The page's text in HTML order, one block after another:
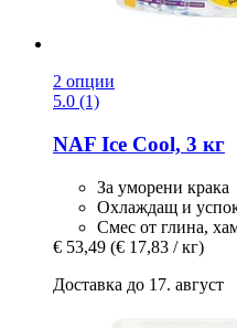
2 опции
5.0 (1)
NAF Ice Cool, 3 кг
За уморени крака
Охлаждащ и
Смес от глина,
€ 53,49 (€ 17,83 / кг)
Доставка до 17. август